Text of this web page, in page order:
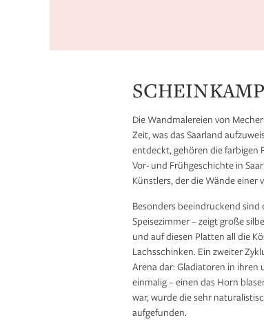
Die Wandmalereien von
Zeit, was das Saarland
entdeckt, gehören die farbigen
Vor- und Frühgeschichte in
Künstlers, der die Wände
Besonders beeindruckend sind
Speisezimmer – zeigt große
und auf diesen Platten all die
Lachsschinken. Ein zweiter
Arena dar: Gladiatoren in
einmalig – einen das Horn
war, wurde die sehr
aufgefunden.